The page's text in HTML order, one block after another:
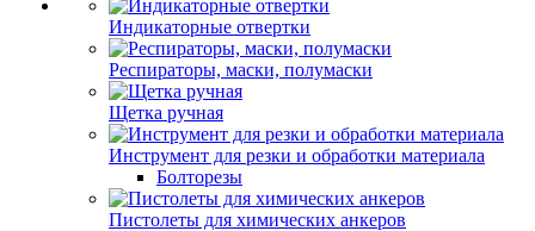
Индикаторные отвертки
Респираторы, маски, полумаски
Щетка ручная
Инструмент для резки и обработки материала
Болторезы
Пистолеты для химических анкеров